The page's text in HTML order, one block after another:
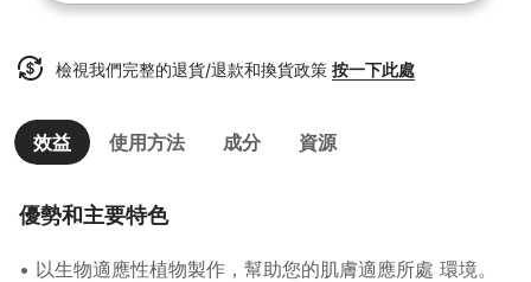
檢視我們完整的退貨/退款和換貨政策 按一下此處
效益 使用方法 成分 資源
優勢和主要特色
• 以生物適應性植物製作，幫助您的肌膚適應所處 環境。